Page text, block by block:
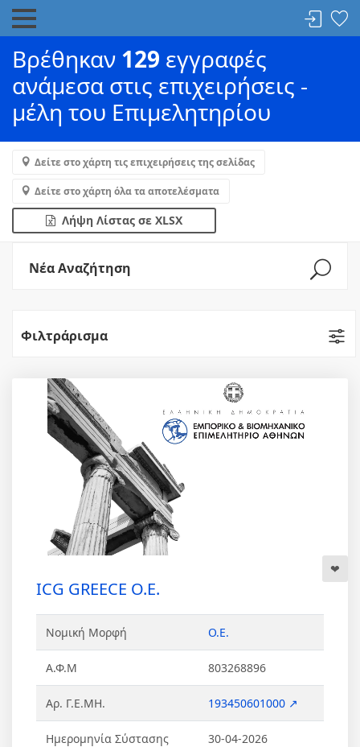
Βρέθηκαν 129 εγγραφές
ανάμεσα στις επιχειρήσεις -
μέλη του Επιμελητηρίου
Δείτε στο χάρτη τις επιχειρήσεις της σελίδας
Δείτε στο χάρτη όλα τα αποτελέσματα
Λήψη Λίστας σε XLSX
Νέα Αναζήτηση
Φιλτράρισμα
ICG GREECE Ο.Ε.
Νομική Μορφή Ο.Ε.
Α.Φ.Μ 803268896
Αρ. Γ.Ε.ΜΗ. 193450601000 ↗
Ημερομηνία Σύστασης 30-04-2026